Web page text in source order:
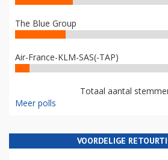
The Blue Group
Air-France-KLM-SAS(-TAP)
Totaal aantal
Meer polls
VOORDELIGE